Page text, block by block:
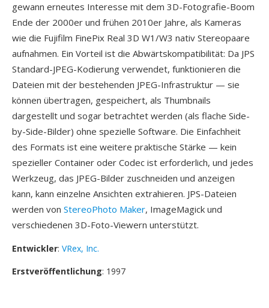
gewann erneutes Interesse mit dem 3D-Fotografie-Boom
Ende der 2000er und frühen 2010er Jahre, als Kameras
wie die Fujifilm FinePix Real 3D W1/W3 nativ Stereopaare
aufnahmen. Ein Vorteil ist die Abwärtskompatibilität: Da JPS
Standard-JPEG-Kodierung verwendet, funktionieren die
Dateien mit der bestehenden JPEG-Infrastruktur — sie
können übertragen, gespeichert, als Thumbnails
dargestellt und sogar betrachtet werden (als flache Side-
by-Side-Bilder) ohne spezielle Software. Die Einfachheit
des Formats ist eine weitere praktische Stärke — kein
spezieller Container oder Codec ist erforderlich, und jedes
Werkzeug, das JPEG-Bilder zuschneiden und anzeigen
kann, kann einzelne Ansichten extrahieren. JPS-Dateien
werden von StereoPhoto Maker, ImageMagick und
verschiedenen 3D-Foto-Viewern unterstützt.
Entwickler: VRex, Inc.
Erstveröffentlichung: 1997